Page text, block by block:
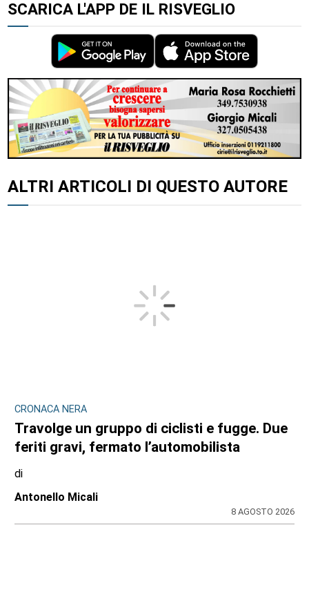
SCARICA L'APP DE IL RISVEGLIO
ALTRI ARTICOLI DI QUESTO AUTORE
CRONACA NERA
Travolge un gruppo di ciclisti e fugge. Due
feriti gravi, fermato l’automobilista
di
Antonello Micali
8 AGOSTO 2026